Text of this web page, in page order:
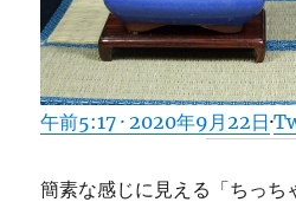
午前5:17 · 2020年9月22日·
簡素な感じに見える「ちっち